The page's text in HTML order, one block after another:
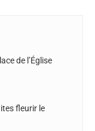
de l’Église
fleurir le